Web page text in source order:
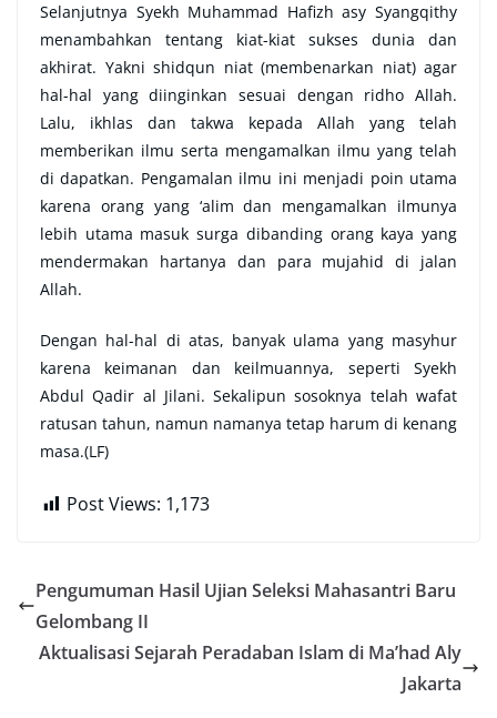
Selanjutnya Syekh Muhammad Hafizh asy Syangqithy
menambahkan tentang kiat-kiat sukses dunia dan
akhirat. Yakni shidqun niat (membenarkan niat) agar
hal-hal yang diinginkan sesuai dengan ridho Allah.
Lalu, ikhlas dan takwa kepada Allah yang telah
memberikan ilmu serta mengamalkan ilmu yang telah
di dapatkan. Pengamalan ilmu ini menjadi poin utama
karena orang yang ‘alim dan mengamalkan ilmunya
lebih utama masuk surga dibanding orang kaya yang
mendermakan hartanya dan para mujahid di jalan
Allah.
Dengan hal-hal di atas, banyak ulama yang masyhur
karena keimanan dan keilmuannya, seperti Syekh
Abdul Qadir al Jilani. Sekalipun sosoknya telah wafat
ratusan tahun, namun namanya tetap harum di kenang
masa.(LF)
Post Views: 1,173
Pengumuman Hasil Ujian Seleksi Mahasantri Baru
Gelombang II
Aktualisasi Sejarah Peradaban Islam di Ma’had Aly
Jakarta